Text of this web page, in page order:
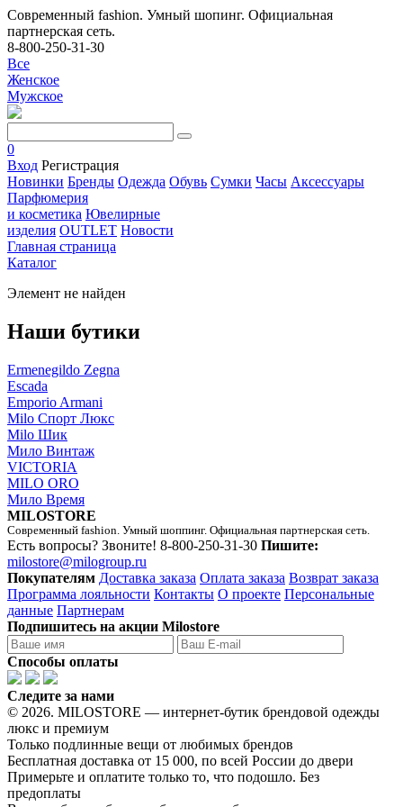
Современный fashion. Умный шопинг. Официальная
партнерская сеть.
8-800-250-31-30
Все
Женское
Мужское
0
Вход Регистрация
Новинки Бренды Одежда Обувь Сумки Часы Аксессуары
Парфюмерия
и косметика Ювелирные
изделия OUTLET Новости
Главная страница
Каталог
Элемент не найден
Наши бутики
Ermenegildo Zegna
Escada
Emporio Armani
Milo Спорт Люкс
Milo Шик
Мило Винтаж
VICTORIA
MILO ORO
Мило Время
MILOSTORE
Современный fashion. Умный шоппинг. Официальная партнерская сеть.
Есть вопросы? Звоните! 8-800-250-31-30 Пишите:
milostore@milogroup.ru
Покупателям Доставка заказа Оплата заказа Возврат заказа
Программа лояльности Контакты О проекте Персональные
данные Партнерам
Подпишитесь на акции Milostore
Способы оплаты
Следите за нами
© 2026. MILOSTORE — интернет-бутик брендовой одежды
люкс и премиум
Только подлинные вещи от любимых брендов
Бесплатная доставка от 15 000, по всей России до двери
Примерьте и оплатите только то, что подошло. Без
предоплаты